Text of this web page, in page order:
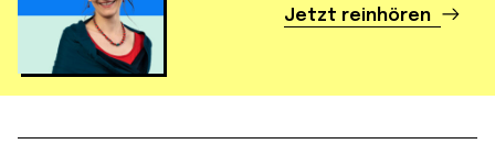
Jetzt reinhören